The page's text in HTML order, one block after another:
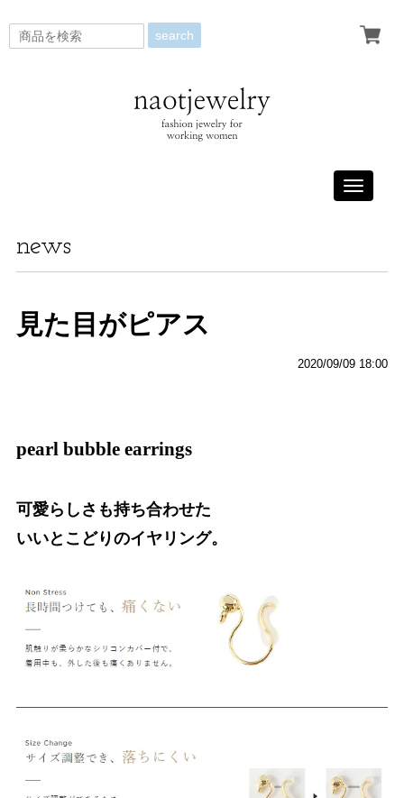
search
Toggle
news
見た目がピアス
2020/09/09 18:00
pearl bubble earrings
可愛らしさも持ち合わせた
いいとこどりのイヤリング。